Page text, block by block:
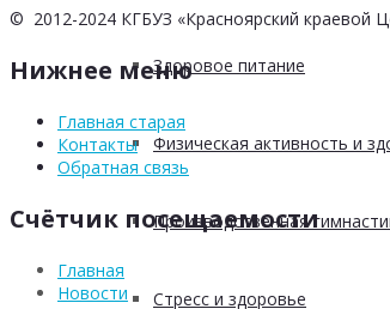
Здоровое питание
Физическая активность и
Производственная
Стресс и здоровье
© 2012-2024 КГБУЗ «Красноярский краевой
Нижнее меню
Главная старая
Контакты
Обратная связь
Счётчик посещаемости
Главная
Новости